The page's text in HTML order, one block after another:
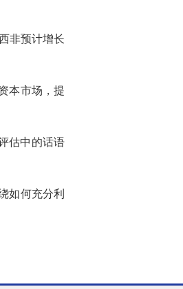
非预计增长
本市场，提
估中的话语
如何充分利